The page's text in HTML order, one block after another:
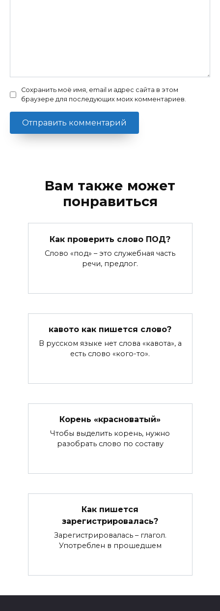
Сохранить моё имя, email и адрес сайта в этом
браузере для последующих моих комментариев.
Вам также может
понравиться
Как проверить слово ПОД?
Слово «под» – это служебная часть
речи, предлог.
кавото как пишется слово?
В русском языке нет слова «кавота», а
есть слово «кого-то».
Корень «красноватый»
Чтобы выделить корень, нужно
разобрать слово по составу
Как пишется
зарегистрировалась?
Зарегистрировалась – глагол.
Употреблен в прошедшем